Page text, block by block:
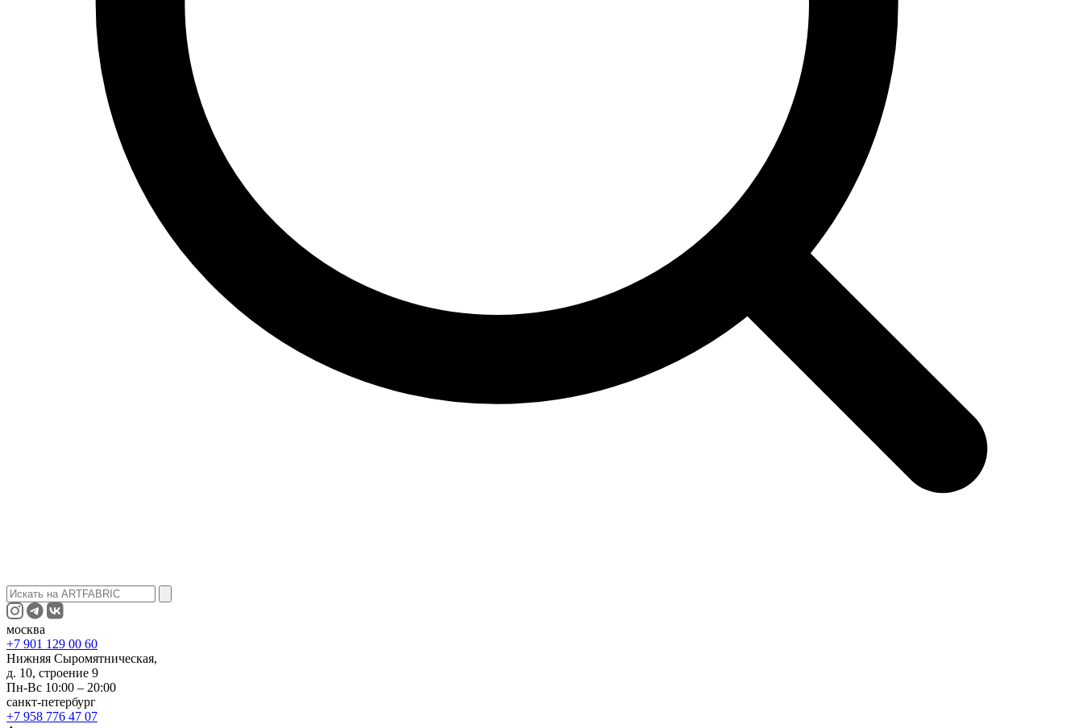
москва
+7 901 129 00 60
Нижняя Сыромятническая,
д. 10, строение 9
Пн-Вс 10:00 – 20:00
санкт-петербург
+7 958 776 47 07